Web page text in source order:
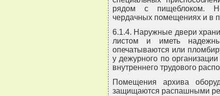
рядом с пищеблоком.
чердачных помещениях и в
6.1.4. Наружные двери
листом и иметь
опечатываются или
у дежурного по
внутреннего трудового
Помещения архива
защищаются распашными